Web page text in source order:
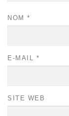
NOM *
E-MAIL *
SITE WEB